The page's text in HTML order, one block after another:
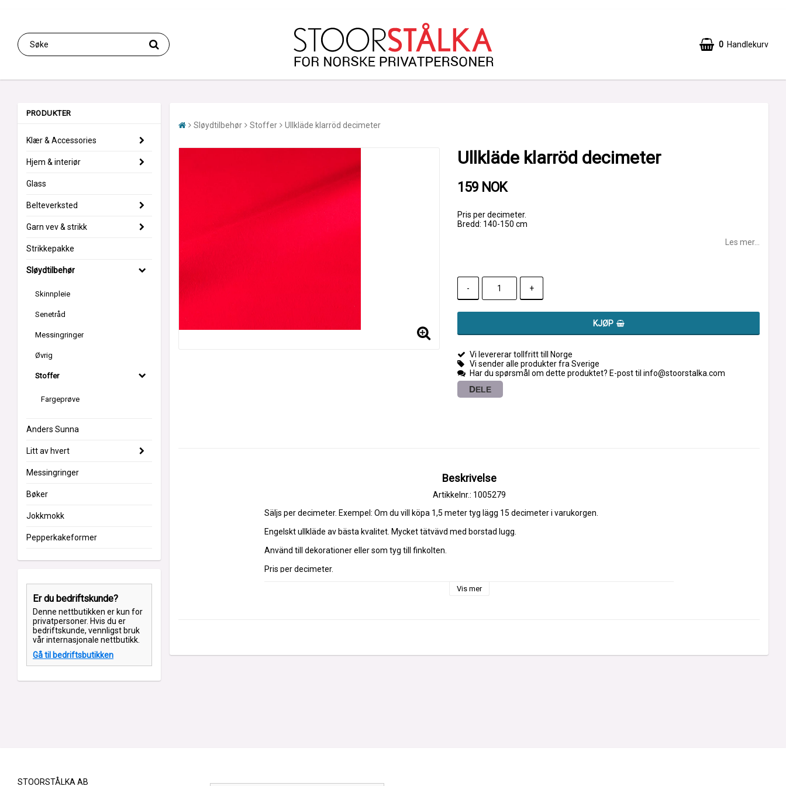
0 Handlekurv
PRODUKTER
Klær & Accessories
Hjem & interiør
Glass
Belteverksted
Garn vev & strikk
Strikkepakke
Sløydtilbehør
Skinnpleie
Senetråd
Messingringer
Øvrig
Stoffer
Fargeprøve
Anders Sunna
Litt av hvert
Messingringer
Bøker
Jokkmokk
Pepperkakeformer
Er du bedriftskunde?
Denne nettbutikken er kun for
privatpersoner. Hvis du er
bedriftskunde, vennligst bruk
vår internasjonale nettbutikk.
Gå til bedriftsbutikken
Sløydtilbehør Stoffer Ullkläde klarröd decimeter
Ullkläde klarröd decimeter
159 NOK
Pris per decimeter.
Bredd: 140-150 cm
Les mer...
- +
KJØP
Vi levererar tollfritt till Norge
Vi sender alle produkter fra Sverige
Har du spørsmål om dette produktet? E-post til info@stoorstalka.com
DELE
Beskrivelse
Artikkelnr.: 1005279
Säljs per decimeter. Exempel: Om du vill köpa 1,5 meter tyg lägg 15 decimeter i varukorgen.
Engelskt ullkläde av bästa kvalitet. Mycket tätvävd med borstad lugg.
Använd till dekorationer eller som tyg till finkolten.
Pris per decimeter.
OBS! Ångerrätt eller bytesrätt gäller ej på tyger som vi klipper till.
Ull från Australien, Nya Zeeland, Storbritannien (mulesingfri)
Vis mer
STOORSTÅLKA AB